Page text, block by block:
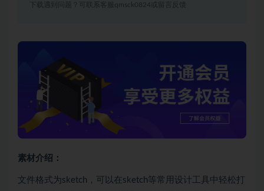
下载遇到问题？可联系客服qmsck0824或留言反馈
素材介绍：
文件格式为sketch，可以在sketch等常用设计工具中轻松打